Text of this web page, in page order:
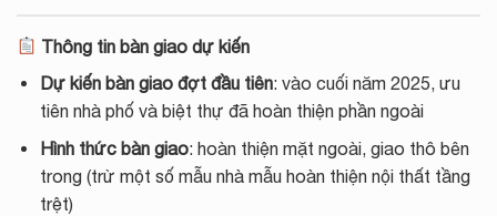
Thông tin bàn giao dự kiến
Dự kiến bàn giao đợt đầu tiên: vào cuối năm 2025, ưu
tiên nhà phố và biệt thự đã hoàn thiện phần ngoài
Hình thức bàn giao: hoàn thiện mặt ngoài, giao thô bên
trong (trừ một số mẫu nhà mẫu hoàn thiện nội thất tầng
trệt)